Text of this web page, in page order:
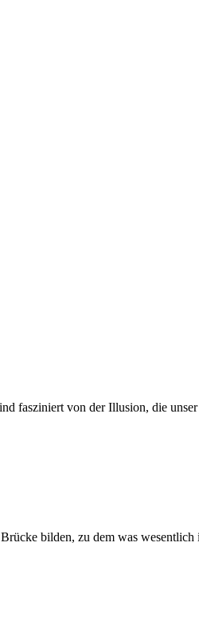
fasziniert von der Illusion, die unser
bilden, zu dem was wesentlich